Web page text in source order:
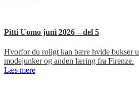
Pitti Uomo juni 2026 – del 5
Hvorfor du roligt kan bære hvide bukser
modejunker og anden læring fra Firenze.
Læs mere